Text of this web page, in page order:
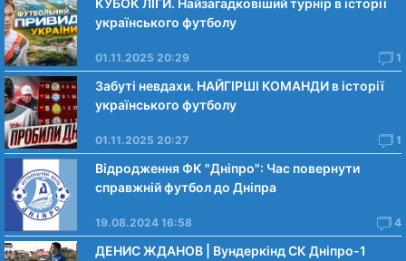
КУБОК ЛІГИ. Найзагадковіший турнір в історії
українського футболу
01.11.2025 20:29 1
Забуті невдахи. НАЙГІРШІ КОМАНДИ в історії
українського футболу
01.11.2025 20:27 1
Відродження ФК "Дніпро": Час повернути
справжній футбол до Дніпра
19.08.2024 16:58 4
ДЕНИС ЖДАНОВ | Вундеркінд СК Дніпро-1